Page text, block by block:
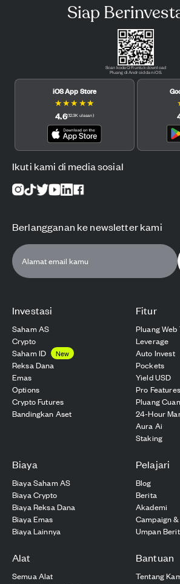
Investasi
Saham AS
Crypto
Saham ID
New
Reksa Dana
Emas
Options
Crypto Futures
Bandingkan Aset
Fitur
Pluang
Leverage
Auto Invest
Pockets
Yield USD
Pro Features
Pluang Cuan
24-Hour
Aura Ai
Staking
Biaya
Biaya Saham AS
Biaya Crypto
Biaya Reksa Dana
Biaya Emas
Biaya Lainnya
Pelajari
Blog
Berita
Akademi
Campaign
Umpan
Alat
Semua Alat
Bantuan
Tentang
Siap
Scan kode QR untuk download
Pluang di Android dan iOS.
iOS App Store
★★★ ★★
4.6(12.3K ulasan)
Ikuti kami di media sosial
Berlangganan ke newsletter kami